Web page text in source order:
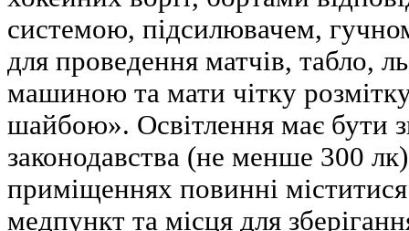
системою, підсилювачем,
для проведення матчів, табло,
машиною та мати чітку
шайбою». Освітлення має бути
законодавства (не менше 300
приміщеннях повинні
медпункт та місця для